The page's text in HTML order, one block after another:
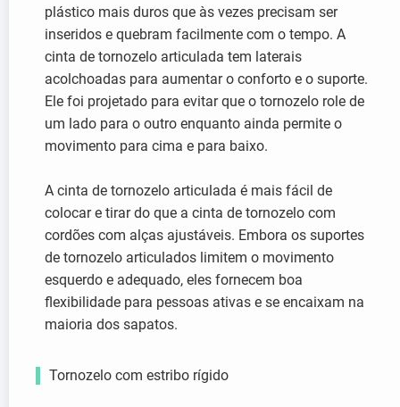
plástico mais duros que às vezes precisam ser
inseridos e quebram facilmente com o tempo. A
cinta de tornozelo articulada tem laterais
acolchoadas para aumentar o conforto e o suporte.
Ele foi projetado para evitar que o tornozelo role de
um lado para o outro enquanto ainda permite o
movimento para cima e para baixo.
A cinta de tornozelo articulada é mais fácil de
colocar e tirar do que a cinta de tornozelo com
cordões com alças ajustáveis. Embora os suportes
de tornozelo articulados limitem o movimento
esquerdo e adequado, eles fornecem boa
flexibilidade para pessoas ativas e se encaixam na
maioria dos sapatos.
Tornozelo com estribo rígido